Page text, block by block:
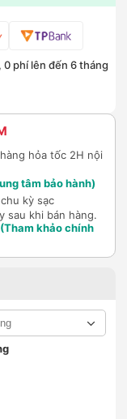
0 phí lên đến 6 tháng
hỏa tốc 2H nội
tâm bảo hành)
kỳ sạc
sau khi bán hàng.
(Tham khảo chính